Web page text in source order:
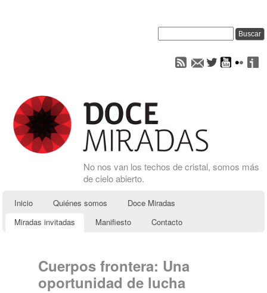
No nos van los techos de cristal, somos más
de cielo abierto.
Inicio Quiénes somos
Doce Miradas
Miradas invitadas
Manifiesto Contacto
Cuerpos frontera: Una
oportunidad de lucha